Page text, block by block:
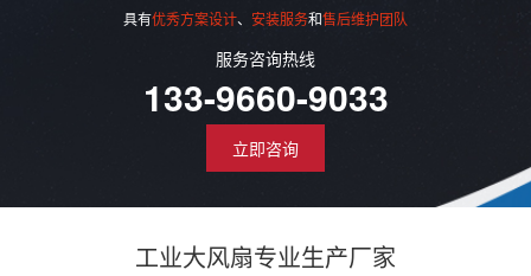
具有优秀方案设计、 安装服务和售后维护团队
服务咨询热线
133-9660-9033
立即咨询
工业大风扇专业生产厂家